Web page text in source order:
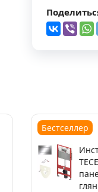
Бестселлер